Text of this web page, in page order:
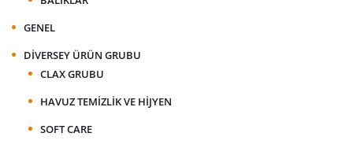
GENEL
DIVERSEY ÜRÜN GRUBU
CLAX GRUBU
HAVUZ TEMIZLIK VE HIJYEN
SOFT CARE